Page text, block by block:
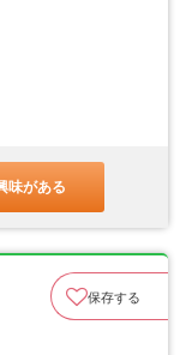
味がある
保存する